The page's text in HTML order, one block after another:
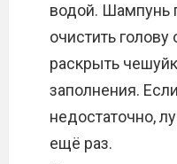
водой. Шампунь
очистить
раскрыть
заполнения.
недостаточно,
ещё раз.